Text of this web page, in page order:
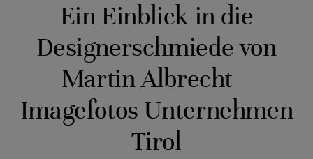
Ein Einblick in die
Designerschmiede von
Martin Albrecht –
Imagefotos Unternehmen
Tirol